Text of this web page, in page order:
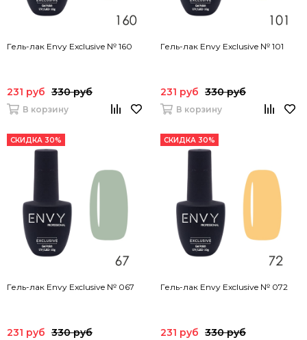
Гель-лак Envy Exclusive № 160
231 руб 330 руб
В корзину
Гель-лак Envy Exclusive № 101
231 руб 330 руб
В корзину
СКИДКА 30%
Гель-лак Envy Exclusive № 067
231 руб 330 руб
СКИДКА 30%
Гель-лак Envy Exclusive № 072
231 руб 330 руб